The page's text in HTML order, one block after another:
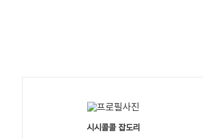
시시콜콜 잡도리